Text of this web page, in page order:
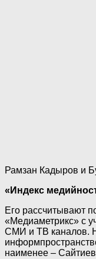
Рамзан Кадыров и
«Индекс
Его рассчитывают
«Медиаметрикс» с
СМИ и ТВ каналов.
наименее –